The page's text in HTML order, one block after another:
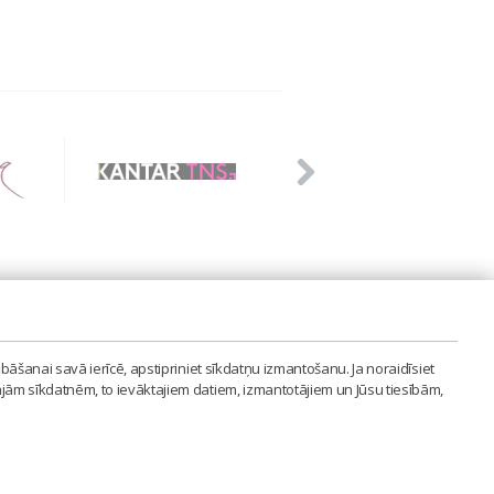
savā ierīcē, apstipriniet sīkdatņu izmantošanu. Ja noraidīsiet
sīkdatnēm, to ievāktajiem datiem, izmantotājiem un Jūsu tiesībām,